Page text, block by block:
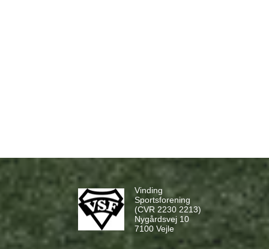
Vinding
Sportsforening
(CVR 2230 2213)
Nygårdsvej 10
7100 Vejle